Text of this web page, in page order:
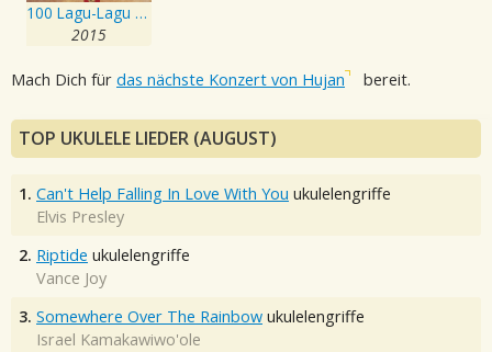
100 Lagu-Lagu Popular Pilihan DJ Chauari Selamat
2015
Mach Dich für das nächste Konzert von Hujan bereit.
TOP UKULELE LIEDER (AUGUST)
1. Can't Help Falling In Love With You ukulelengriffe
Elvis Presley
2. Riptide ukulelengriffe
Vance Joy
3. Somewhere Over The Rainbow ukulelengriffe
Israel Kamakawiwo'ole